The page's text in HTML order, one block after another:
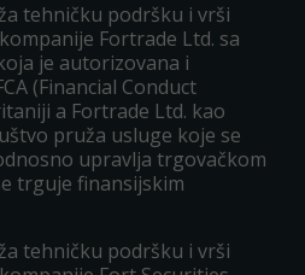
tehničku podršku i vrši
Fortrade Ltd. sa
je autorizovana i
(Financial Conduct
a Fortrade Ltd. kao
pruža usluge koje se
upravlja trgovačkom
trguje finansijskim
tehničku podršku i vrši